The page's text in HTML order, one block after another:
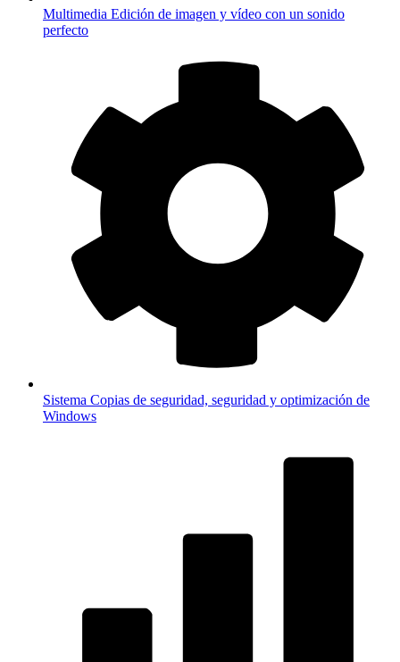
Multimedia Edición de imagen y vídeo con un sonido
perfecto
Sistema Copias de seguridad, seguridad y optimización de
Windows